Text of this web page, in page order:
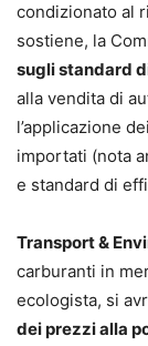
condizionato al
sostiene, la
sugli standard
alla vendita di
l’applicazione
importati (nota
e standard di
Transport &
carburanti in
ecologista, si
dei prezzi alla